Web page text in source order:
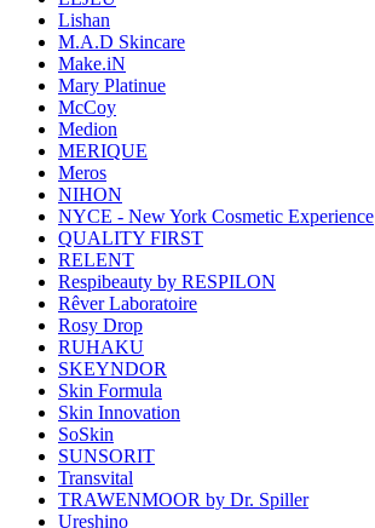
Lishan
M.A.D Skincare
Make.iN
Mary Platinue
McCoy
Medion
MERIQUE
Meros
NIHON
NYCE - New York Cosmetic Experience
QUALITY FIRST
RELENT
Respibeauty by RESPILON
Rêver Laboratoire
Rosy Drop
RUHAKU
SKEYNDOR
Skin Formula
Skin Innovation
SoSkin
SUNSORIT
Transvital
TRAWENMOOR by Dr. Spiller
Ureshino